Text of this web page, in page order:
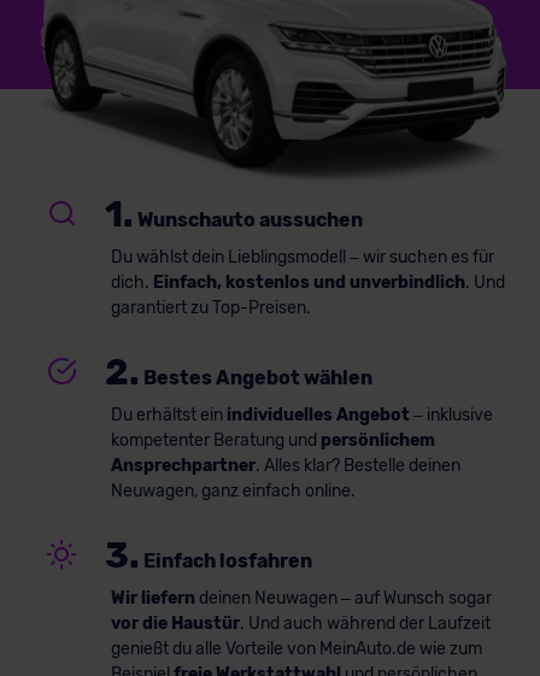
1. Wunschauto aussuchen
Du wählst dein Lieblingsmodell – wir suchen es für
dich. Einfach, kostenlos und unverbindlich. Und
garantiert zu Top-Preisen.
2. Bestes Angebot wählen
Du erhältst ein individuelles Angebot – inklusive
kompetenter Beratung und persönlichem
Ansprechpartner. Alles klar? Bestelle deinen
Neuwagen, ganz einfach online.
3. Einfach losfahren
Wir liefern deinen Neuwagen – auf Wunsch sogar
vor die Haustür. Und auch während der Laufzeit
genießt du alle Vorteile von MeinAuto.de wie zum